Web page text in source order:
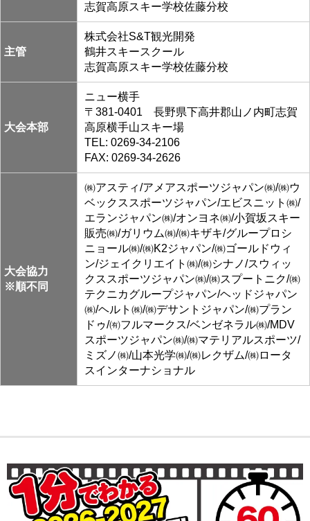
志賀高原スキー学校佐藤分校
主管
株式会社S&T観光開発
鶴井スキースクール
志賀高原スキー学校佐藤分校
大会本部
ニュー横手
〒381-0401 長野県下高井郡山ノ内町志賀
高原横手山スキー場
TEL: 0269-34-2106
FAX: 0269-34-2626
大会協力
※順不同
㈱アスティ/アメアスポーツジャパン㈱/㈱ウ
ベックススポーツジャパン/エビスニット㈱/
エランジャパン㈱/オンヨネ㈱/小賀坂スキー
販売㈱/ガリウム㈱/㈱キザキ/グループロシ
ニョール㈱/㈱K2ジャパン/㈱ゴールドウィ
ン/ジェイクリエイト㈱/㈱シナノ/スウィッ
クススポーツジャパン㈱/㈱スプートニク/㈱
テクニカグループジャパン/ヘッドジャパン
㈱/ヘルト㈱/㈱デサントジャパン/㈱プラン
ドゥ/㈲フルマークス/ベンゼネラル㈱/MDV
スポーツジャパン㈱/㈱マテリアルスポーツ/
ミズノ㈱/山本光学㈱/㈱レクザム/㈱ロータ
スインターナショナル